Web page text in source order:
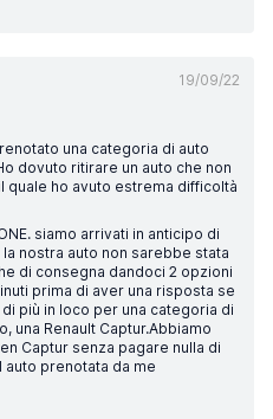
19/09/22
una categoria di auto
dovuto ritirare un auto che non
quale ho avuto estrema difficoltà
siamo arrivati in anticipo di
nostra auto non sarebbe stata
di consegna dandoci 2 opzioni
prima di aver una risposta se
più in loco per una categoria di
una Renault Captur.Abbiamo
Captur senza pagare nulla di
auto prenotata da me